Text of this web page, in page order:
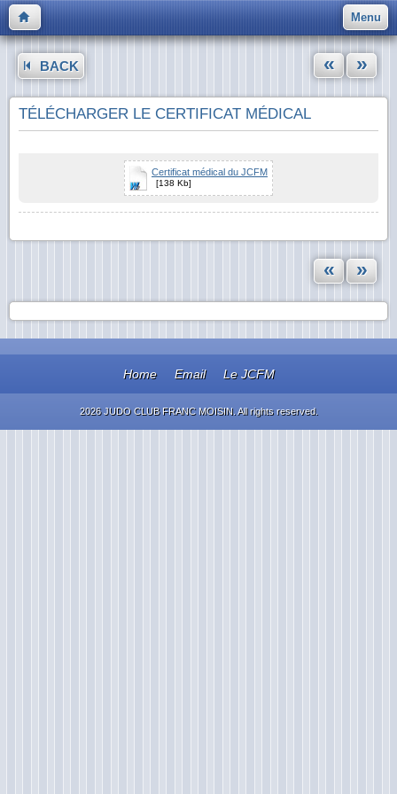
Menu
BACK « »
TÉLÉCHARGER LE CERTIFICAT MÉDICAL
Certificat médical du JCFM
[138 Kb]
« »
Home Email Le JCFM
2026 JUDO CLUB FRANC MOISIN. All rights reserved.